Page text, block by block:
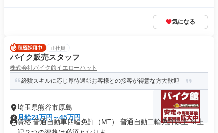
気になる
正社員
バイク販売スタッフ
株式会社バイク館イエローハット
経験スキルに応じ厚待遇◎お客様との接客が得意な方大歓迎！
埼玉県熊谷市原島
月給28万円～45万円
資格 普通自動車四輪免許（MT） 普通自動二輪免許以上 ※上